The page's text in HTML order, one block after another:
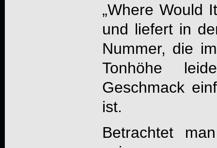
„Where Would
und liefert in
Nummer, die
Tonhöhe
Geschmack
ist.
Betrachtet